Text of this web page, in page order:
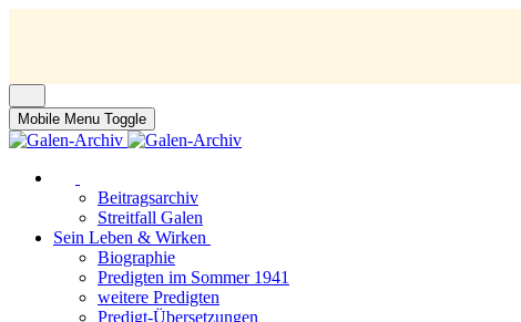
Mobile Menu Toggle
Beitragsarchiv
Streitfall Galen
Sein Leben & Wirken
Biographie
Predigten im Sommer 1941
weitere Predigten
Predigt-Übersetzungen